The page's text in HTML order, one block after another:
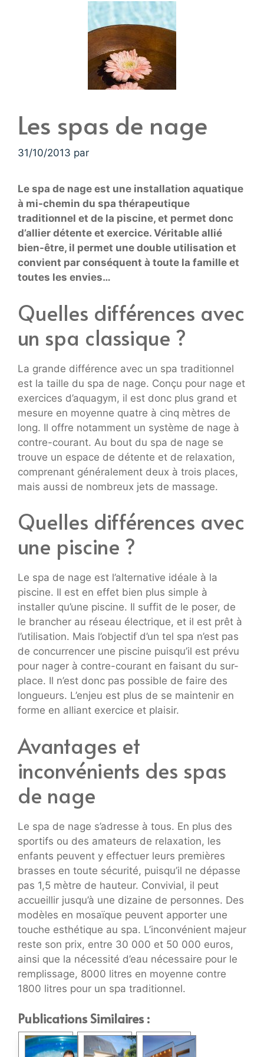
Les spas de nage
31/10/2013 par
Le spa de nage est une installation aquatique
à mi-chemin du spa thérapeutique
traditionnel et de la piscine, et permet donc
d’allier détente et exercice. Véritable allié
bien-être, il permet une double utilisation et
convient par conséquent à toute la famille et
toutes les envies…
Quelles différences avec
un spa classique ?
La grande différence avec un spa traditionnel
est la taille du spa de nage. Conçu pour nage et
exercices d’aquagym, il est donc plus grand et
mesure en moyenne quatre à cinq mètres de
long. Il offre notamment un système de nage à
contre-courant. Au bout du spa de nage se
trouve un espace de détente et de relaxation,
comprenant généralement deux à trois places,
mais aussi de nombreux jets de massage.
Quelles différences avec
une piscine ?
Le spa de nage est l’alternative idéale à la
piscine. Il est en effet bien plus simple à
installer qu’une piscine. Il suffit de le poser, de
le brancher au réseau électrique, et il est prêt à
l’utilisation. Mais l’objectif d’un tel spa n’est pas
de concurrencer une piscine puisqu’il est prévu
pour nager à contre-courant en faisant du sur-
place. Il n’est donc pas possible de faire des
longueurs. L’enjeu est plus de se maintenir en
forme en alliant exercice et plaisir.
Avantages et
inconvénients des spas
de nage
Le spa de nage s’adresse à tous. En plus des
sportifs ou des amateurs de relaxation, les
enfants peuvent y effectuer leurs premières
brasses en toute sécurité, puisqu’il ne dépasse
pas 1,5 mètre de hauteur. Convivial, il peut
accueillir jusqu’à une dizaine de personnes. Des
modèles en mosaïque peuvent apporter une
touche esthétique au spa. L’inconvénient majeur
reste son prix, entre 30 000 et 50 000 euros,
ainsi que la nécessité d’eau nécessaire pour le
remplissage, 8000 litres en moyenne contre
1800 litres pour un spa traditionnel.
Publications Similaires :